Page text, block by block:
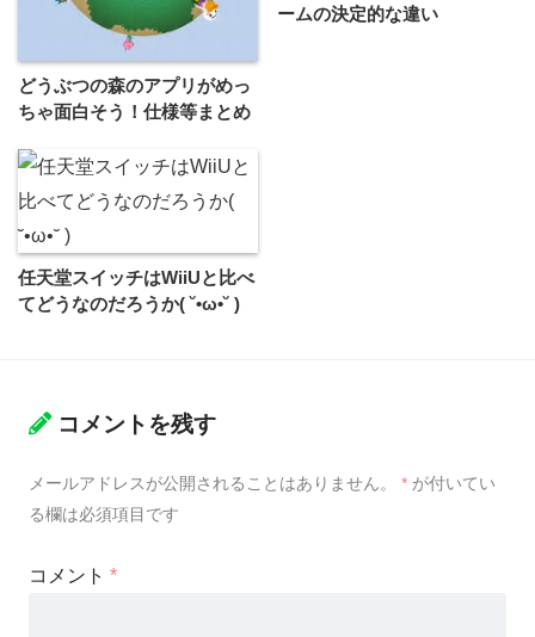
どうぶつの森のアプリがめっ
ちゃ面白そう！仕様等まとめ
ームの決定的な違い
任天堂スイッチはWiiUと比べ
てどうなのだろうか( ˘•ω•˘ )
コメントを残す
メールアドレスが公開されることはありません。 * が付いてい
る欄は必須項目です
コメント *